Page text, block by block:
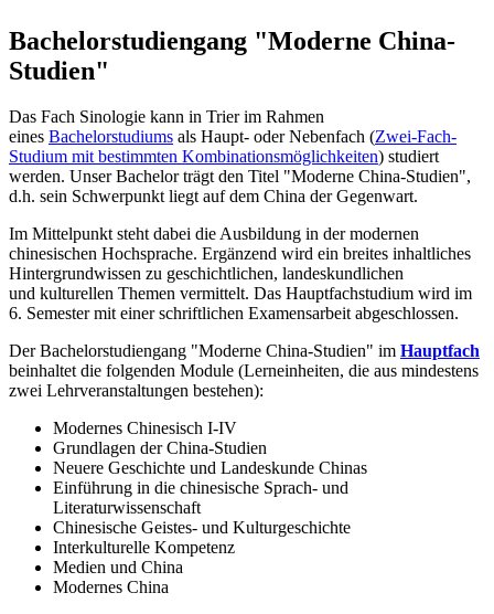
Bachelorstudiengang "Moderne China-
Studien"
Das Fach Sinologie kann in Trier im Rahmen
eines Bachelorstudiums als Haupt- oder Nebenfach (Zwei-Fach-
Studium mit bestimmten Kombinationsmöglichkeiten) studiert
werden. Unser Bachelor trägt den Titel "Moderne China-Studien",
d.h. sein Schwerpunkt liegt auf dem China der Gegenwart.
Im Mittelpunkt steht dabei die Ausbildung in der modernen
chinesischen Hochsprache. Ergänzend wird ein breites inhaltliches
Hintergrundwissen zu geschichtlichen, landeskundlichen
und kulturellen Themen vermittelt. Das Hauptfachstudium wird im
6. Semester mit einer schriftlichen Examensarbeit abgeschlossen.
Der Bachelorstudiengang "Moderne China-Studien" im Hauptfach
beinhaltet die folgenden Module (Lerneinheiten, die aus mindestens
zwei Lehrveranstaltungen bestehen):
Modernes Chinesisch I-IV
Grundlagen der China-Studien
Neuere Geschichte und Landeskunde Chinas
Einführung in die chinesische Sprach- und
Literaturwissenschaft
Chinesische Geistes- und Kulturgeschichte
Interkulturelle Kompetenz
Medien und China
Modernes China